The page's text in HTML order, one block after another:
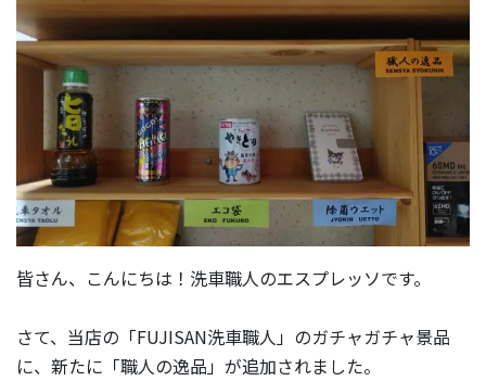
皆さん、こんにちは！洗車職人のエスプレッソです。
さて、当店の「FUJISAN洗車職人」のガチャガチャ景品
に、新たに「職人の逸品」が追加されました。